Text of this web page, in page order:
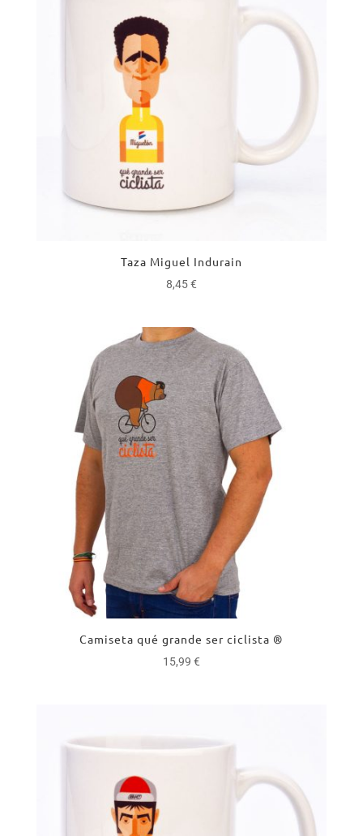
Taza Miguel Indurain
8,45€
Camiseta qué grande ser ciclista ®
15,99 €